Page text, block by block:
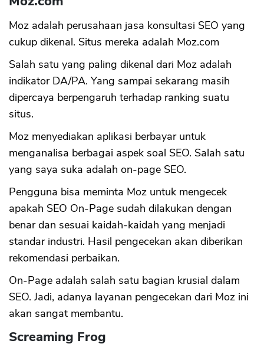
Moz adalah perusahaan jasa konsultasi SEO yang
cukup dikenal. Situs mereka adalah Moz.com
Salah satu yang paling dikenal dari Moz adalah
indikator DA/PA. Yang sampai sekarang masih
dipercaya berpengaruh terhadap ranking suatu
situs.
Moz menyediakan aplikasi berbayar untuk
menganalisa berbagai aspek soal SEO. Salah satu
yang saya suka adalah on-page SEO.
Pengguna bisa meminta Moz untuk mengecek
apakah SEO On-Page sudah dilakukan dengan
benar dan sesuai kaidah-kaidah yang menjadi
standar industri. Hasil pengecekan akan diberikan
rekomendasi perbaikan.
On-Page adalah salah satu bagian krusial dalam
SEO. Jadi, adanya layanan pengecekan dari Moz ini
akan sangat membantu.
Screaming Frog